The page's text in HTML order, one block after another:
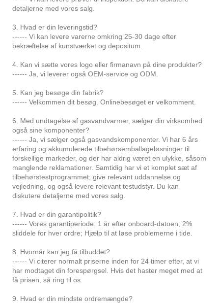
detaljerne med vores salg.
3. Hvad er din leveringstid?
------ Vi kan levere varerne omkring 25-30 dage efter
bekræftelse af kunstværket og depositum.
4. Kan vi sætte vores logo eller firmanavn på dine produkter?
------ Ja, vi leverer også OEM-service og ODM.
5. Kan jeg besøge din fabrik?
------ Velkommen dit besøg. Onlinebesøget er velkomment.
6. Med undtagelse af gasvandvarmer, sælger din virksomhed
også sine komponenter?
------ Ja, vi sælger også gasvandskomponenter. Vi har 6 års
erfaring og akkumulerede tilbehørsemballageløsninger til
forskellige markeder, og der har aldrig været en ulykke, såsom
manglende reklamationer. Samtidig har vi et komplet sæt af
tilbehørstestprogrammet; give relevant uddannelse og
vejledning, og også levere relevant testudstyr. Du kan
diskutere detaljerne med vores salg.
7. Hvad er din garantipolitik?
------ Vores garantiperiode: 1 år efter onboard-datoen; 2%
sliddele for hver ordre; Hjælp til at løse problemerne i tide.
8. Hvornår kan jeg få tilbuddet?
------ Vi citerer normalt priserne inden for 24 timer efter, at vi
har modtaget din forespørgsel. Hvis det haster meget med at
få prisen, så ring til os.
9. Hvad er din mindste ordremængde?